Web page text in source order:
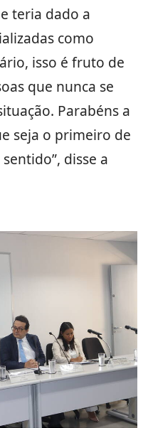
teria dado a
como
isso é fruto de
que nunca se
Parabéns a
seja o primeiro de
disse a